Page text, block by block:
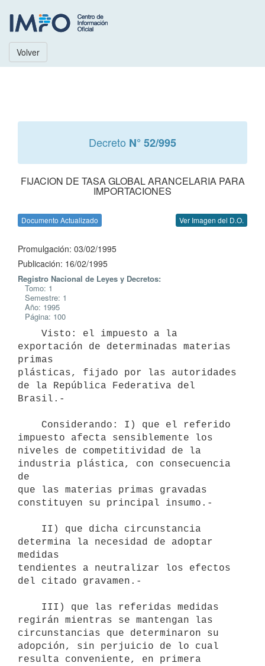
Volver
Decreto N° 52/995
FIJACION DE TASA GLOBAL ARANCELARIA PARA
IMPORTACIONES
Documento Actualizado Ver Imagen del D.O.
Promulgación: 03/02/1995
Publicación: 16/02/1995
Registro Nacional de Leyes y Decretos:
Tomo: 1
Semestre: 1
Año: 1995
Página: 100
exportación de determinadas materias
primas
plásticas, fijado por las autoridades
de la República Federativa del
Brasil.-
impuesto afecta sensiblemente los
niveles de competitividad de la
industria plástica, con consecuencia
de
que las materias primas gravadas
constituyen su principal insumo.-
determina la necesidad de adoptar
medidas
tendientes a neutralizar los efectos
del citado gravamen.-
regirán mientras se mantengan las
circunstancias que determinaron su
adopción, sin perjuicio de lo cual
resulta conveniente, en primera